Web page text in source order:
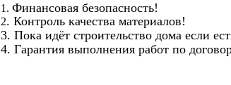
1. Финансовая безопасность!
2. Контроль качества материалов!
3. Пока идёт строительство дома если
4. Гарантия выполнения работ по